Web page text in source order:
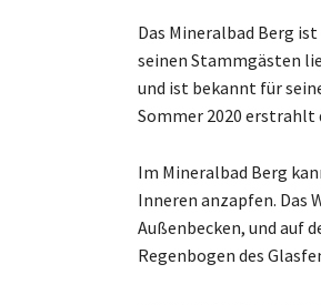
Das Mineralbad Berg
seinen Stammgästen
und ist bekannt für
Sommer 2020 erstrahlt
Im Mineralbad Berg
Inneren anzapfen. Das
Außenbecken, und auf
Regenbogen des